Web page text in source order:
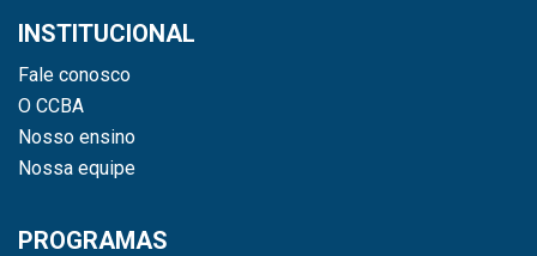
INSTITUCIONAL
Fale conosco
O CCBA
Nosso ensino
Nossa equipe
PROGRAMAS